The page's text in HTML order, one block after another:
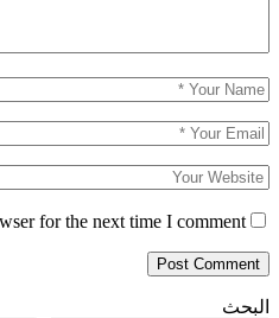
for the next time I comment.
البحث